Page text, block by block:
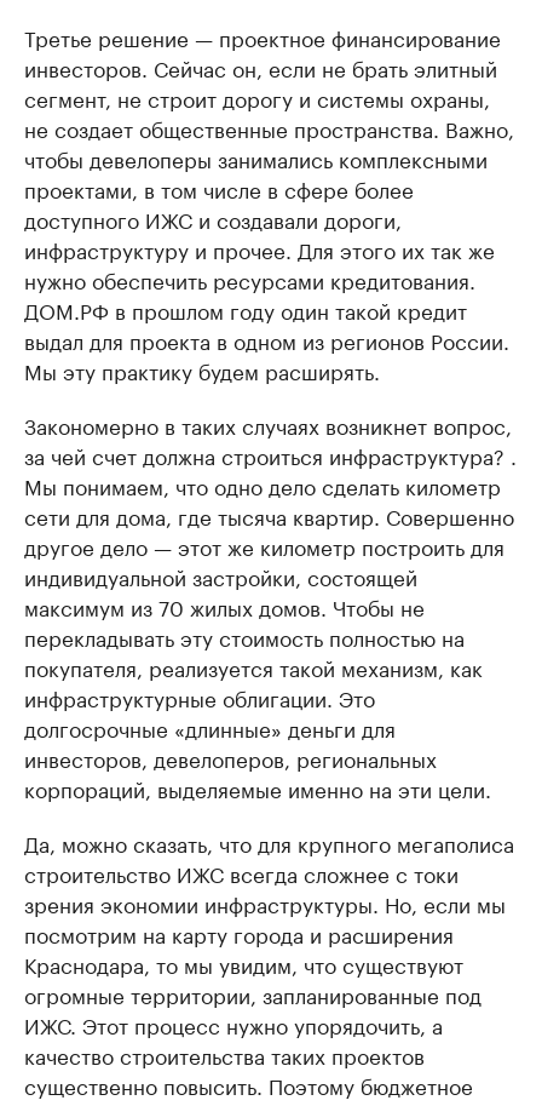
Третье решение — проектное финансирование
инвесторов. Сейчас он, если не брать элитный
сегмент, не строит дорогу и системы охраны,
не создает общественные пространства. Важно,
чтобы девелоперы занимались комплексными
проектами, в том числе в сфере более
доступного ИЖС и создавали дороги,
инфраструктуру и прочее. Для этого их так же
нужно обеспечить ресурсами кредитования.
ДОМ.РФ в прошлом году один такой кредит
выдал для проекта в одном из регионов России.
Мы эту практику будем расширять.
Закономерно в таких случаях возникнет вопрос,
за чей счет должна строиться инфраструктура? .
Мы понимаем, что одно дело сделать километр
сети для дома, где тысяча квартир. Совершенно
другое дело — этот же километр построить для
индивидуальной застройки, состоящей
максимум из 70 жилых домов. Чтобы не
перекладывать эту стоимость полностью на
покупателя, реализуется такой механизм, как
инфраструктурные облигации. Это
долгосрочные «длинные» деньги для
инвесторов, девелоперов, региональных
корпораций, выделяемые именно на эти цели.
Да, можно сказать, что для крупного мегаполиса
строительство ИЖС всегда сложнее с токи
зрения экономии инфраструктуры. Но, если мы
посмотрим на карту города и расширения
Краснодара, то мы увидим, что существуют
огромные территории, запланированные под
ИЖС. Этот процесс нужно упорядочить, а
качество строительства таких проектов
существенно повысить. Поэтому бюджетное